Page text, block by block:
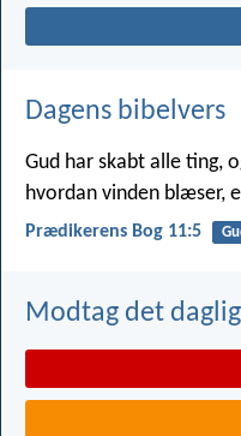
Dagens bibelvers
Gud har skabt alle ting,
hvordan vinden blæser,
Prædikerens Bog 11:5
Modtag det